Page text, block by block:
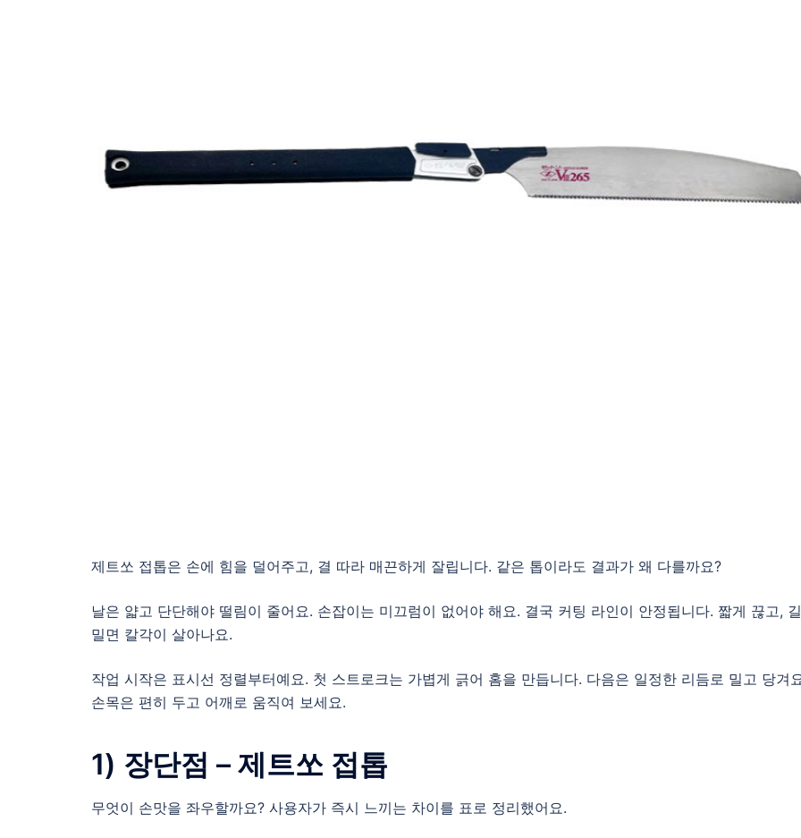
제트쏘 접톱은 손에 힘을 덜어주고, 결 따라 매끈하게 잘립니다. 같은 톱이라도 결과가 왜 다를까요?
날은 얇고 단단해야 떨림이 줄어요. 손잡이는 미끄럼이 없어야 해요. 결국 커팅 라인이 안정됩니다. 짧게 끊고,
밀면 칼각이 살아나요.
작업 시작은 표시선 정렬부터예요. 첫 스트로크는 가볍게 긁어 홈을 만듭니다. 다음은 일정한 리듬로 밀고 당겨
손목은 편히 두고 어깨로 움직여 보세요.
1) 장단점 – 제트쏘 접톱
무엇이 손맛을 좌우할까요? 사용자가 즉시 느끼는 차이를 표로 정리했어요.